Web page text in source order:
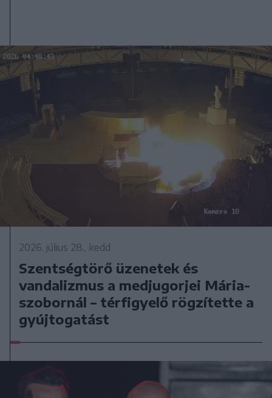
2026. július 28., kedd
Szentségtörő üzenetek és
vandalizmus a medjugorjei Mária-
szobornál – térfigyelő rögzítette a
gyújtogatást